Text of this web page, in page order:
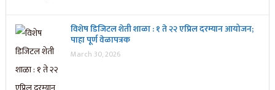
विशेष डिजिटल शेती शाळा : १ ते २२ एप्रिल दरम्यान आयोजन;
पाहा पूर्ण वेळापत्रक
March 30, 2026